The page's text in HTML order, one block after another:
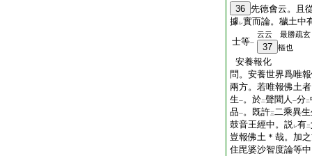
36 先徳會云。且
據レ實而論。穢土中
士等一
云云 最勝疏玄
37 樞也
安養報化
問。安養世界爲唯
兩方。若唯報佛土
生一。於二聲聞人 一分二
品一。既許三二乘異
鼓音王經中。説レ有二
豈報佛土＊哉。加
住毘婆沙智度論等